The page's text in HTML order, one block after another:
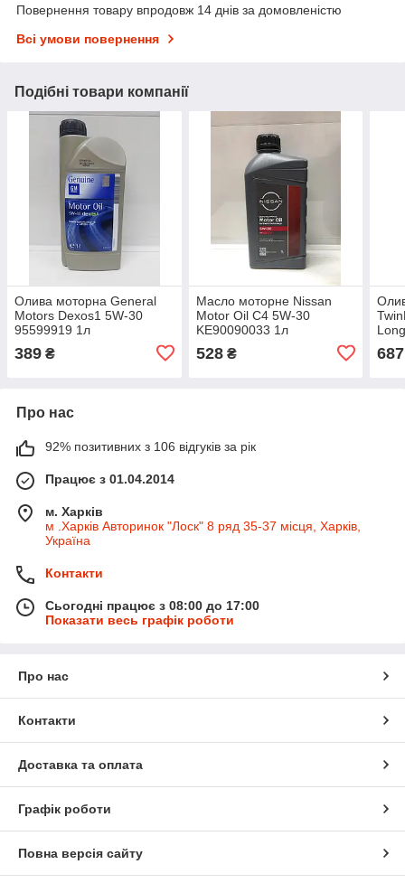
Повернення товару впродовж 14 днів за домовленістю
Всі умови повернення
Подібні товари компанії
Олива моторна General
Motors Dexos1 5W-30
95599919 1л
389 ₴
Масло моторне Nissan
Motor Oil C4 5W-30
KE90090033 1л
528₴ 687
Про нас
92% позитивних з 106 відгуків за рік
Працює з 01.04.2014
м. Харків
м .Харків Авторинок "Лоск" 8 ряд 35-37 місця, Харків,
Україна
Контакти
Сьогодні працює з 08:00 до 17:00
Показати весь графік роботи
Про нас
Контакти
Доставка та оплата
Графік роботи
Повна версія сайту